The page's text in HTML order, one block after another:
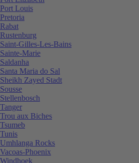
Port Louis
Pretoria
Rabat
Rustenburg
Saint-Gilles-Les-Bains
Sainte-Marie
Saldanha
Santa Maria do Sal
Sheikh Zayed Stadt
Sousse
Stellenbosch
Tanger
Trou aux Biches
Tsumeb
Tunis
Umhlanga Rocks
Vacoas-Phoenix
Windhoek